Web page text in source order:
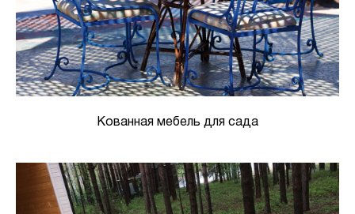
Кованная мебель для сада